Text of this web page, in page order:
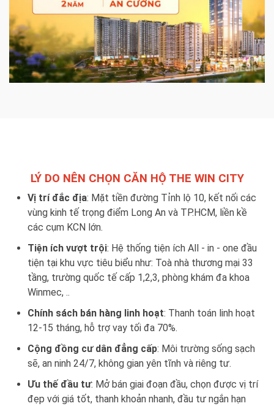
LÝ DO NÊN CHỌN CĂN HỘ THE WIN CITY
Vị trí đắc địa: Mặt tiền đường Tỉnh lộ 10, kết nối các
vùng kinh tế trọng điểm Long An và TP.HCM, liền kề
các cụm KCN lớn.
Tiện ích vượt trội: Hệ thống tiện ích All - in - one đầu
tiện tại khu vực tiêu biểu như: Toà nhà thương mại 33
tầng, trường quốc tế cấp 1,2,3, phòng khám đa khoa
Winmec, ..
Chính sách bán hàng linh hoạt: Thanh toán linh hoạt
12-15 tháng, hỗ trợ vay tối đa 70%.
Cộng đồng cư dân đẳng cấp: Môi trường sống sạch
sẽ, an ninh 24/7, không gian yên tĩnh và riêng tư.
Ưu thế đầu tư: Mở bán giai đoạn đầu, chọn được vị trí
đẹp với giá tốt, thanh khoản nhanh, đầu tư ngắn hạn